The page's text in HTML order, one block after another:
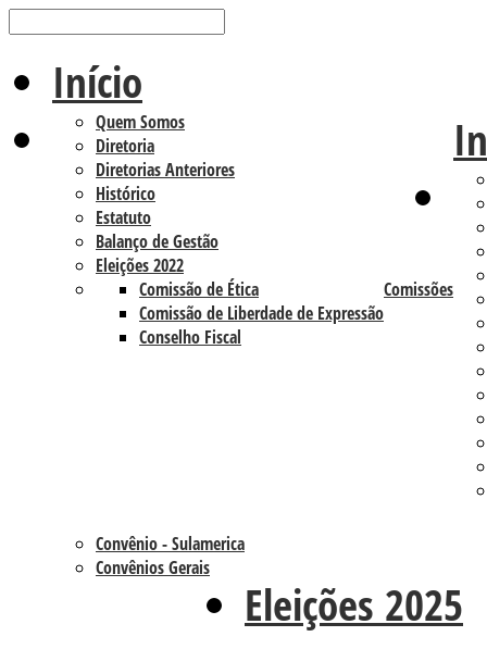
Início
Quem Somos
Diretoria
Diretorias Anteriores
Histórico
Estatuto
Balanço de Gestão
Eleições 2022
Comissões
Comissão de Ética
Comissão de Liberdade de Expressão
Conselho Fiscal
Convênio - Sulamerica
Convênios Gerais
Eleições 2025